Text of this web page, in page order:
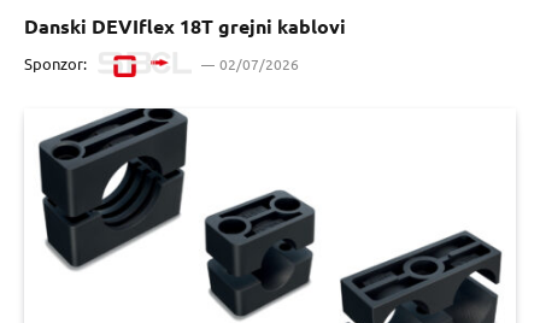
Danski DEVIflex 18T grejni kablovi
Sponzor: 02/07/2026